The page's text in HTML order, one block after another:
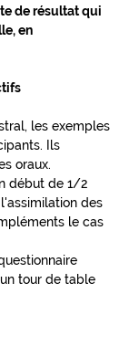
de résultat qui
en
les exemples
Ils
oraux.
début de 1/2
des
le cas
tour de table